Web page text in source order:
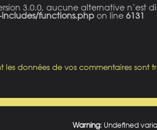
3.0.0, aucune alternative n’est
functions.php on line 6131
les données de vos commentaires sont
Warning: Undefined